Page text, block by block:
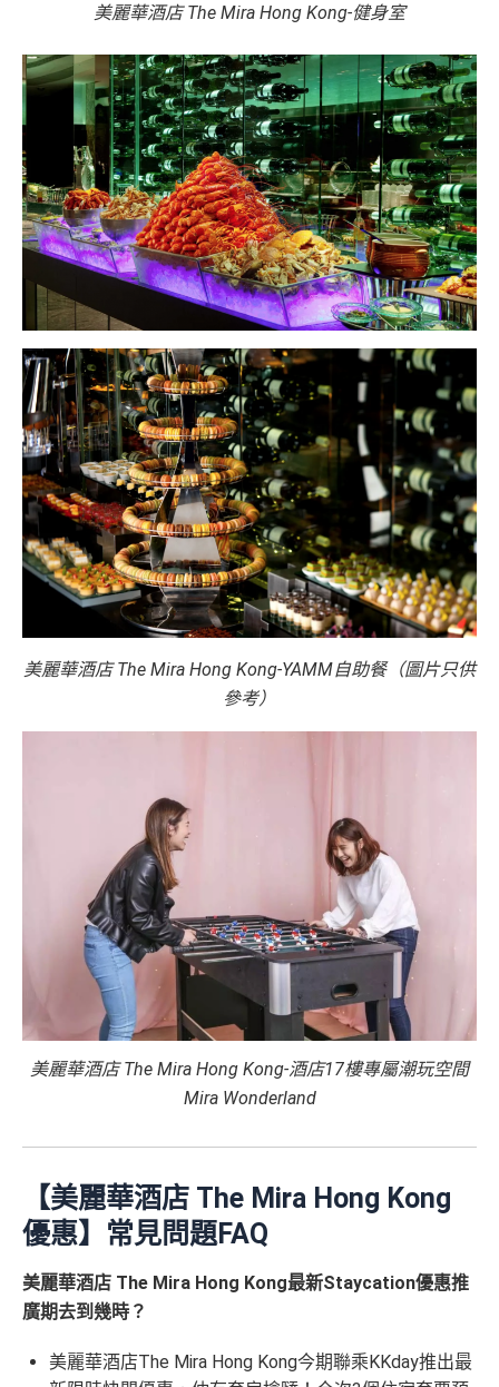
美麗華酒店 The Mira Hong Kong-健身室
美麗華酒店 The Mira Hong Kong-YAMM自助餐（圖片只供
參考）
美麗華酒店 The Mira Hong Kong-酒店17樓專屬潮玩空間
Mira Wonderland
【美麗華酒店 The Mira Hong Kong
優惠】常見問題FAQ
美麗華酒店 The Mira Hong Kong最新Staycation優惠推
廣期去到幾時？
美麗華酒店The Mira Hong Kong今期聯乘KKday推出最